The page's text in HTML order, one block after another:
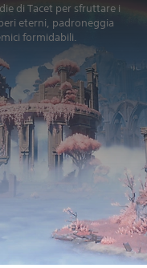
di Tacet per sfruttare i
eterni, padroneggia
formidabili.